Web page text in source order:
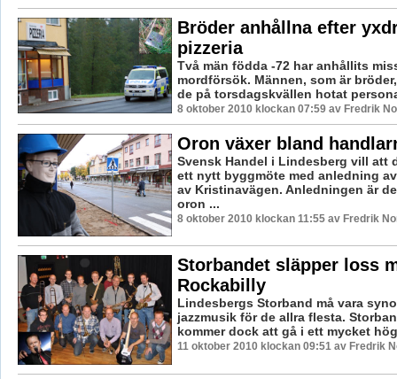
Bröder anhållna efter
pizzeria
Två män födda -72 har anhållits
mordförsök. Männen, som är
de på torsdagskvällen hotat
8 oktober 2010 klockan 07:59 av Fredrik
Oron växer bland
Svensk Handel i Lindesberg vill att
ett nytt byggmöte med anledning
av Kristinavägen. Anledningen är
oron ...
8 oktober 2010 klockan 11:55 av Fredrik
Storbandet släpper loss
Rockabilly
Lindesbergs Storband må vara
jazzmusik för de allra flesta.
kommer dock att gå i ett mycket
11 oktober 2010 klockan 09:51 av Fredrik